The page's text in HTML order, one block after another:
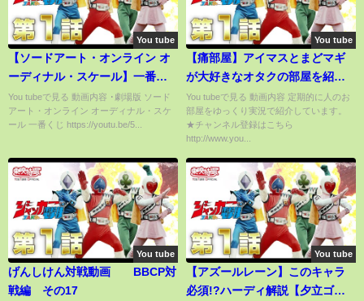
You tube
【ソードアート・オンライン オ
ーディナル・スケール】一番く
じ引いてきたぞい!まさかの神引
き!?
You tubeで見る 動画内容 ･劇場版 ソード
アート・オンライン オーディナル・スケ
ール 一番くじ https://youtu.be/5...
You tube
【痛部屋】アイマスとまどマギ
が大好きなオタクの部屋を紹介
するＷＷＷＷＷＷＷＷＷ
You tubeで見る 動画内容 定期的に人のお
部屋をゆっくり実況で紹介しています。
★チャンネル登録はこちら
http://www.you...
You tube
げんしけん対戦動画 BBCP対
戦編 その17
You tube
【アズールレーン】このキャラ
必須!?ハーディ解説【夕立ゴリ